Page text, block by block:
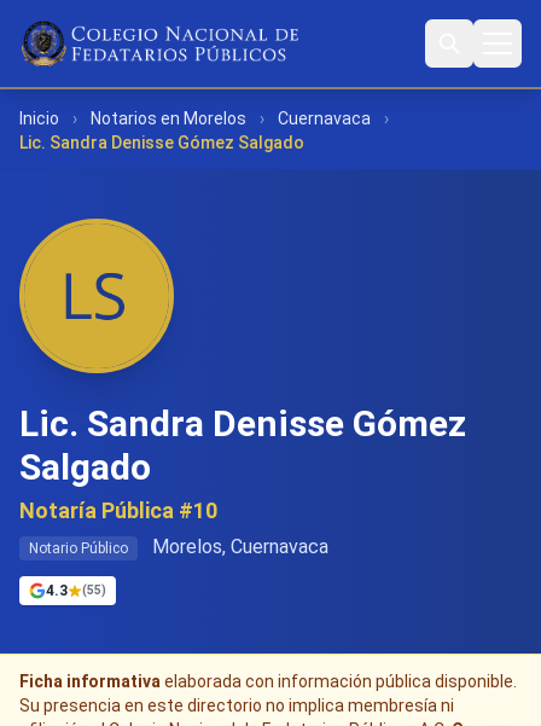
Inicio › Notarios en Morelos › Cuernavaca
›
Lic. Sandra Denisse Gómez Salgado
Lic. Sandra Denisse Gómez
Salgado
Notaría Pública #10
Notario Público Morelos, Cuernavaca
4.3 (55)
Ficha informativa elaborada con información pública disponible.
Su presencia en este directorio no implica membresía ni